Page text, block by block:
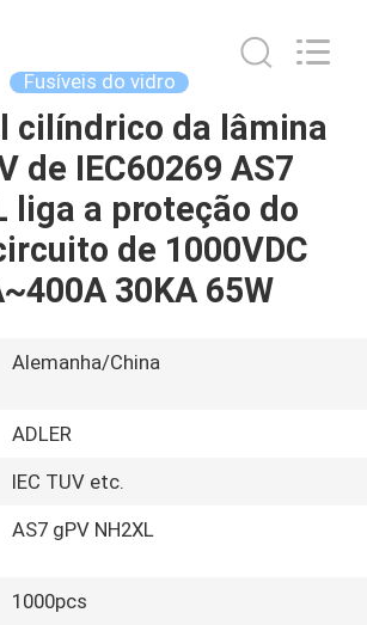
Fusíveis do vidro
cilíndrico da lâmina
de IEC60269 AS7
liga a proteção do
de 1000VDC
30KA 65W
Alemanha/China
ADLER
IEC TUV etc.
AS7 gPV NH2XL
1000pcs